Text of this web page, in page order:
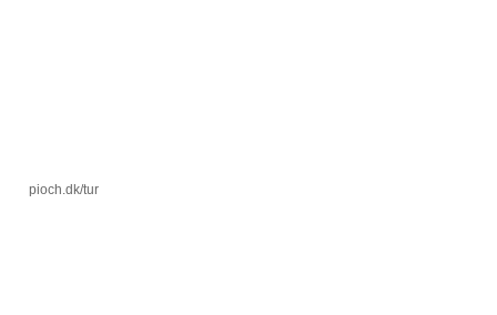
pioch.dk/tur